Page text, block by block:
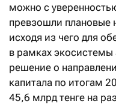
можно с
превзошли плановые
исходя из чего для
в рамках
решение о
капитала по итогам
45,6 млрд тенге на